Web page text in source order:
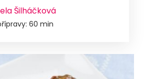
Šilháčková
60 min